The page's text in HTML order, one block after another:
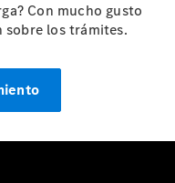
Con mucho gusto
los trámites.